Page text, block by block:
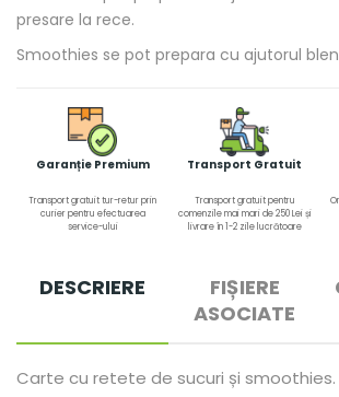
presare la rece.
Smoothies se pot prepara cu ajutorul
Garanție Premium
Transport gratuit tur-retur prin
curier pentru efectuarea
service-ului
Transport Gratuit
Transport gratuit pentru
comenzile mai mari de 250 Lei și
livrare în 1-2 zile lucrătoare
DESCRIERE
FIȘIERE
ASOCIATE
Carte cu retete de sucuri și smoothies.